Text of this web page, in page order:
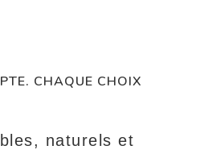
CHAQUE CHOIX
naturels et